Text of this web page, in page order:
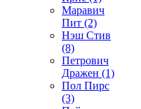
Маравич
Пит (2)
Нэш Стив
(8)
Петрович
Дражен (1)
Пол Пирс
(3)